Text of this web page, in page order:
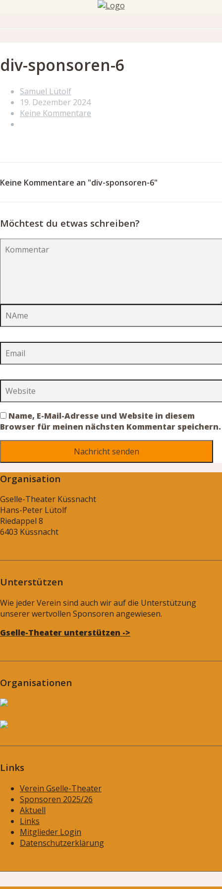
div-sponsoren-6
Samuel Lütolf
19. Dezember 2024
Keine Kommentare
Keine Kommentare an "div-sponsoren-6"
Möchtest du etwas schreiben?
Name, E-Mail-Adresse und Website in diesem
Browser für meinen nächsten Kommentar speichern.
Organisation
Gselle-Theater Küssnacht
Hans-Peter Lütolf
Riedappel 8
6403 Küssnacht
Unterstützen
Wie jeder Verein sind auch wir auf die Unterstützung
unserer wertvollen Sponsoren angewiesen.
Gselle-Theater unterstützen ->
Organisationen
Links
Verein Gselle-Theater
Sponsoren 2025/26
Aktuell
Links
Mitglieder Login
Datenschutzerklärung